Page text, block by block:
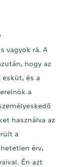
vagyok rá. A
hogy az
és a
a
használva az
a
érv,
Én azt